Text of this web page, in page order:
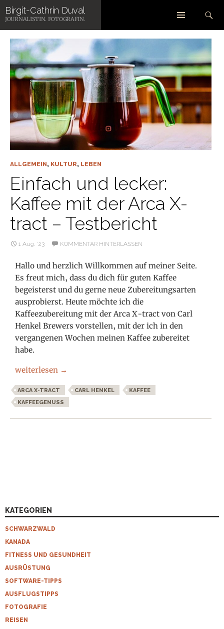
Zum
Inhalt
springen
Suchen
SCHLAGWORT-ARCHIV: ARCA X-TRACT
ALLGEMEIN , KULTUR, LEBEN
Einfach und lecker:
Kaffee mit der Arca X-
tract – Testbericht
1 Aug. ’23 KOMMENTAR HINTERLASSEN
Hallo und herzlich Willkommen auf meiner Seite.
Es freut mich, dass du dich für guten Kaffee
begeisterst und du gerne neue Zubereitungsarten
ausprobierst. Heute möchte ich die
Kaffeezubereitung mit der Arca X-tract von Carl
Henkel Brewers vorstellen, mit der ich in den
vergangenen Wochen meinen Kaffee zubereitet
habe.
Einfach und lecker: Kaffee mit der Arca X-tract –
weiterlesen →
ARCA X-TRACT CARL HENKEL
KAFFEE
KAFFEEGENUSS
KATEGORIEN
SCHWARZWALD
KANADA
FITNESS UND GESUNDHEIT
AUSRÜSTUNG
SOFTWARE-TIPPS
AUSFLUGSTIPPS
FOTOGRAFIE
REISEN
Birgit-Cathrin Duval
JOURNALISTIN. FOTOGRAFIN.